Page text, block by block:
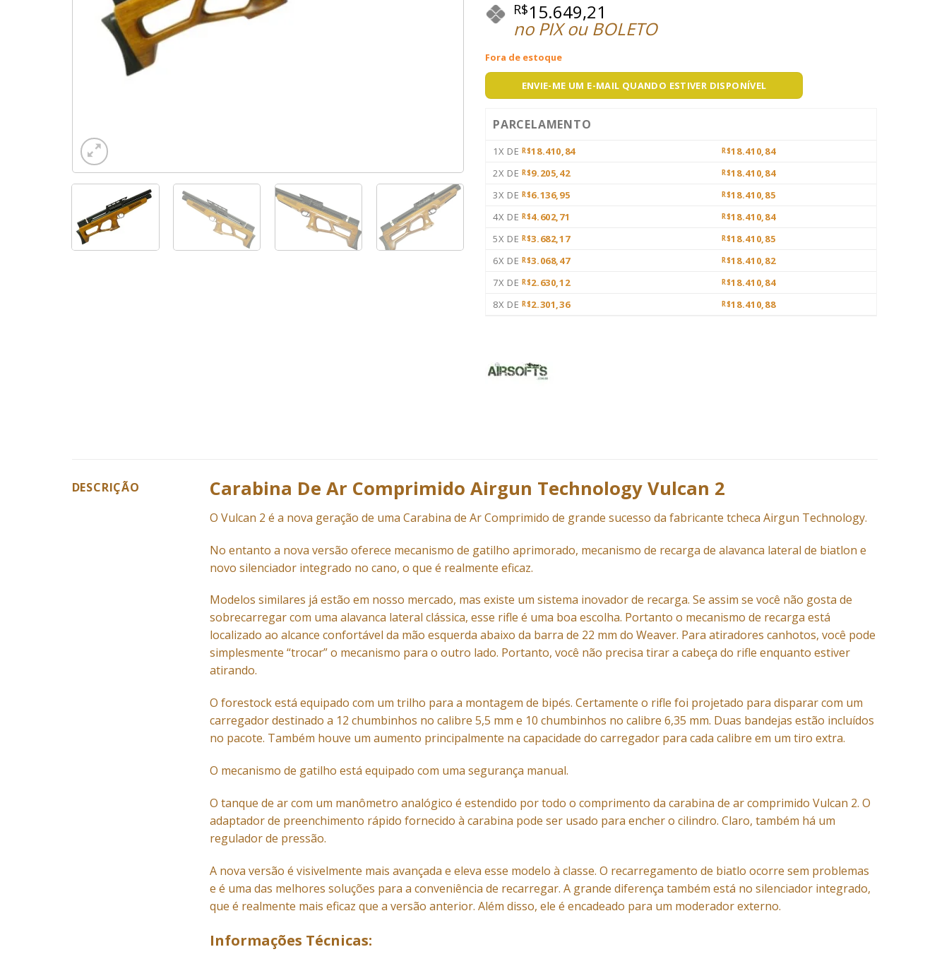
R$15.649,21
no PIX ou BOLETO
Fora de estoque
ENVIE-ME UM E-MAIL QUANDO ESTIVER DISPONÍVEL
PARCELAMENTO
1X DE R$18.410,84 R$18.410,84
2X DE R$9.205,42 R$18.410,84
3X DE R$6.136,95 R$18.410,85
4X DE R$4.602,71 R$18.410,84
5X DE R$3.682,17 R$18.410,85
6X DE R$3.068,47 R$18.410,82
7X DE R$2.630,12 R$18.410,84
8X DE R$2.301,36 R$18.410,88
DESCRIÇÃO Carabina De Ar Comprimido Airgun Technology Vulcan 2
O Vulcan 2 é a nova geração de uma Carabina de Ar Comprimido de grande sucesso da fabricante tcheca Airgun Technology.
No entanto a nova versão oferece mecanismo de gatilho aprimorado, mecanismo de recarga de alavanca lateral de biatlon e
novo silenciador integrado no cano, o que é realmente eficaz.
Modelos similares já estão em nosso mercado, mas existe um sistema inovador de recarga. Se assim se você não gosta de
sobrecarregar com uma alavanca lateral clássica, esse rifle é uma boa escolha. Portanto o mecanismo de recarga está
localizado ao alcance confortável da mão esquerda abaixo da barra de 22 mm do Weaver. Para atiradores canhotos, você pode
simplesmente “trocar” o mecanismo para o outro lado. Portanto, você não precisa tirar a cabeça do rifle enquanto estiver
atirando.
O forestock está equipado com um trilho para a montagem de bipés. Certamente o rifle foi projetado para disparar com um
carregador destinado a 12 chumbinhos no calibre 5,5 mm e 10 chumbinhos no calibre 6,35 mm. Duas bandejas estão incluídos
no pacote. Também houve um aumento principalmente na capacidade do carregador para cada calibre em um tiro extra.
O mecanismo de gatilho está equipado com uma segurança manual.
O tanque de ar com um manômetro analógico é estendido por todo o comprimento da carabina de ar comprimido Vulcan 2. O
adaptador de preenchimento rápido fornecido à carabina pode ser usado para encher o cilindro. Claro, também há um
regulador de pressão.
A nova versão é visivelmente mais avançada e eleva esse modelo à classe. O recarregamento de biatlo ocorre sem problemas
e é uma das melhores soluções para a conveniência de recarregar. A grande diferença também está no silenciador integrado,
que é realmente mais eficaz que a versão anterior. Além disso, ele é encadeado para um moderador externo.
Informações Técnicas: